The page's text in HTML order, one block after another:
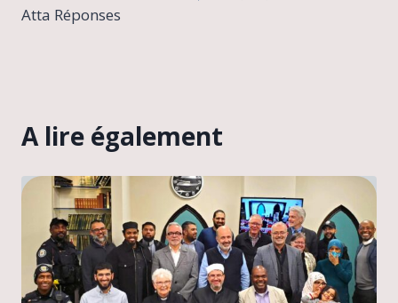
l’article
Atta Réponses
A lire également